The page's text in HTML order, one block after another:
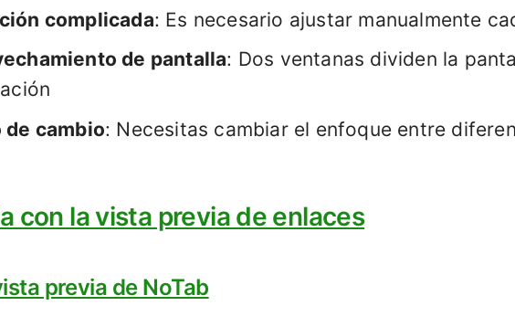
complicada: Es necesario ajustar manualmente
de pantalla: Dos ventanas dividen la
cambio: Necesitas cambiar el enfoque entre
con la vista previa de enlaces
previa de NoTab